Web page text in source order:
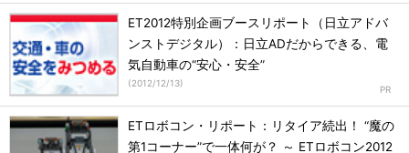
ET2012特別企画ブースリポート（日立アドバ
ンストデジタル）：日立ADだからできる、電
気自動車の“安心・安全”
(2012/12/13)
ETロボコン・リポート：リタイア続出！ “魔の
第1コーナー”で一体何が？ ～ ETロボコン2012